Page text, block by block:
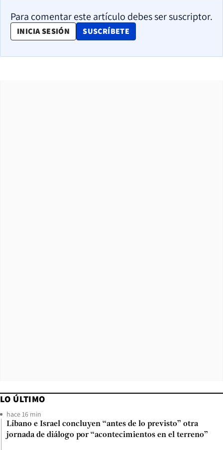
Para comentar este artículo debes ser suscriptor.
INICIA SESIÓN SUSCRÍBETE
OPENS IN NEW WINDOW
LO ÚLTIMO
hace 16 min
Líbano e Israel concluyen “antes de lo previsto” otra
jornada de diálogo por “acontecimientos en el terreno”